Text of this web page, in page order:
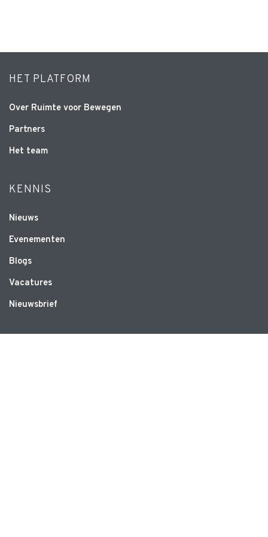
HET PLATFORM
Over Ruimte voor Bewegen
Partners
Het team
KENNIS
Nieuws
Evenementen
Blogs
Vacatures
Nieuwsbrief